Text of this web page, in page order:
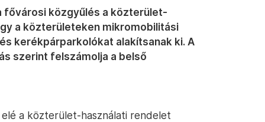
fővárosi közgyűlés a közterület-
a közterületeken mikromobilitási
kerékpárparkolókat alakítsanak ki. A
szerint felszámolja a belső
a közterület-használati rendelet